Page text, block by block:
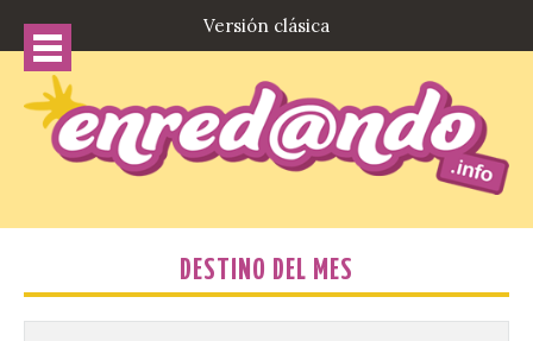
Versión clásica
DESTINO DEL MES